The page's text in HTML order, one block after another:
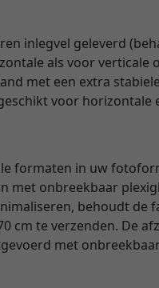
inlegvel geleverd
als voor
met een extra
voor horizontale
formaten in uw
met onbreekbaar
behoudt de
cm te verzenden. De
met